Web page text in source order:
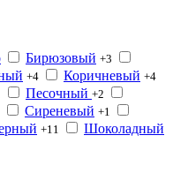
Бирюзовый +3
+4 Коричневый +4
Песочный +2
Сиреневый +1
+11 Шоколадный